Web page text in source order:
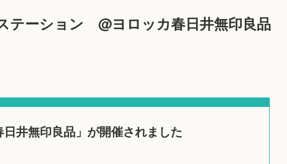
テーション @ヨロッカ春日井無印良品
日井無印良品」が開催されました